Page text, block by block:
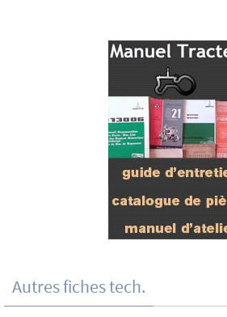
Autres fiches tech.